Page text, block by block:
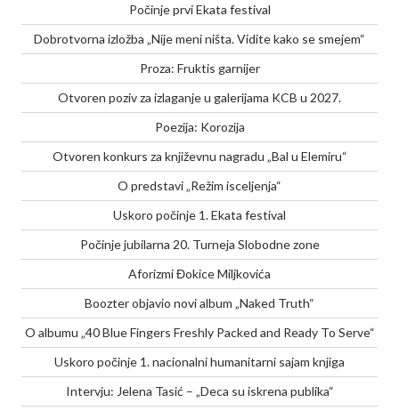
Počinje prvi Ekata festival
Dobrotvorna izložba „Nije meni ništa. Vidite kako se smejem“
Proza: Fruktis garnijer
Otvoren poziv za izlaganje u galerijama KCB u 2027.
Poezija: Korozija
Otvoren konkurs za književnu nagradu „Bal u Elemiru“
O predstavi „Režim isceljenja“
Uskoro počinje 1. Ekata festival
Počinje jubilarna 20. Turneja Slobodne zone
Aforizmi Đokice Miljkovića
Boozter objavio novi album „Naked Truth“
O albumu „40 Blue Fingers Freshly Packed and Ready To Serve“
Uskoro počinje 1. nacionalni humanitarni sajam knjiga
Intervju: Jelena Tasić – „Deca su iskrena publika“